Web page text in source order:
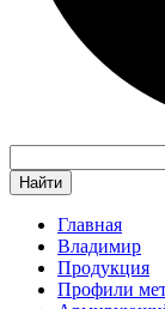
Найти
Главная
Владимир
Продукция
Профили